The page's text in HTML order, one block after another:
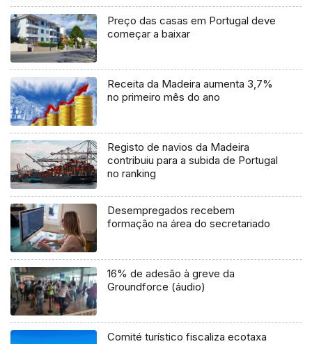
Preço das casas em Portugal deve
começar a baixar
Receita da Madeira aumenta 3,7%
no primeiro mês do ano
Registo de navios da Madeira
contribuiu para a subida de Portugal
no ranking
Desempregados recebem
formação na área do secretariado
16% de adesão à greve da
Groundforce (áudio)
Comité turístico fiscaliza ecotaxa